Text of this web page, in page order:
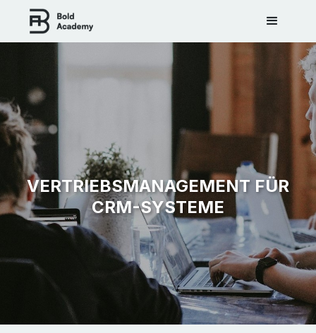
VERTRIEBSMANAGEMENT FÜR
CRM-SYSTEME